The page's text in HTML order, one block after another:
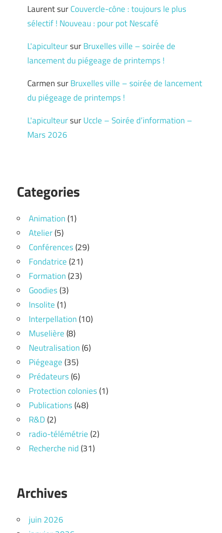
LaurentsurCouvercle-cône : toujours le plus
sélectif ! Nouveau : pour pot Nescafé
L'apiculteursurBruxelles ville – soirée de
lancement du piégeage de printemps !
CarmensurBruxelles ville – soirée de lancement
du piégeage de printemps !
L'apiculteursurUccle – Soirée d’information –
Mars 2026
Categories
Animation(1)
Atelier(5)
Conférences(29)
Fondatrice(21)
Formation(23)
Goodies(3)
Insolite(1)
Interpellation(10)
Muselière(8)
Neutralisation(6)
Piégeage(35)
Prédateurs(6)
Protection colonies(1)
Publications(48)
R&D(2)
radio-télémétrie(2)
Recherche nid(31)
Archives
juin 2026